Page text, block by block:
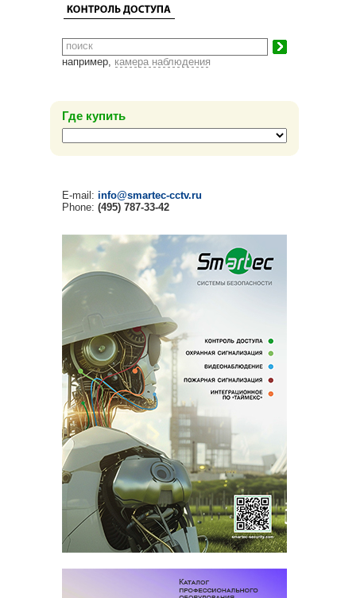
например, камера наблюдения
Где купить
E-mail: info@smartec-cctv.ru
Phone: (495) 787-33-42